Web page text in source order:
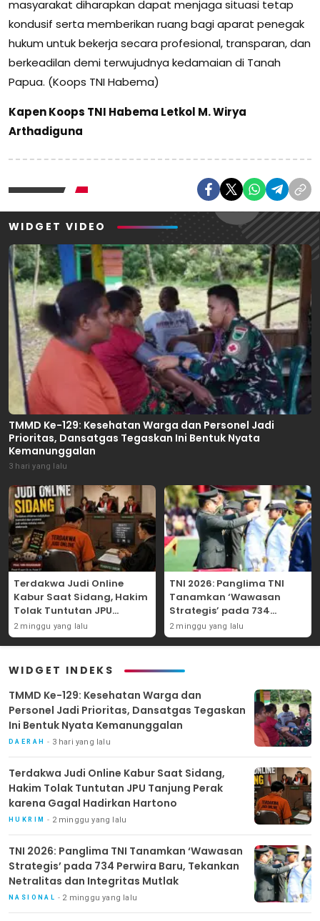
masyarakat diharapkan dapat menjaga situasi tetap
kondusif serta memberikan ruang bagi aparat penegak
hukum untuk bekerja secara profesional, transparan, dan
berkeadilan demi terwujudnya kedamaian di Tanah
Papua. (Koops TNI Habema)
Kapen Koops TNI Habema Letkol M. Wirya
Arthadiguna
WIDGET VIDEO
TMMD Ke-129: Kesehatan Warga dan Personel Jadi
Prioritas, Dansatgas Tegaskan Ini Bentuk Nyata
Kemanunggalan
3 hari yang lalu
Terdakwa Judi Online
Kabur Saat Sidang, Hakim
Tolak Tuntutan JPU
Tanjung Perak karena
Gagal Hadirkan Hartono
2 minggu yang lalu
TNI 2026: Panglima TNI
Tanamkan ‘Wawasan
Strategis’ pada 734
Perwira Baru, Tekankan
Netralitas dan Integritas
2 minggu yang lalu
WIDGET INDEKS
TMMD Ke-129: Kesehatan Warga dan
Personel Jadi Prioritas, Dansatgas Tegaskan
Ini Bentuk Nyata Kemanunggalan
DAERAH 3 hari yang lalu
Terdakwa Judi Online Kabur Saat Sidang,
Hakim Tolak Tuntutan JPU Tanjung Perak
karena Gagal Hadirkan Hartono
HUKRIM 2 minggu yang lalu
TNI 2026: Panglima TNI Tanamkan ‘Wawasan
Strategis’ pada 734 Perwira Baru, Tekankan
Netralitas dan Integritas Mutlak
NASIONAL 2 minggu yang lalu